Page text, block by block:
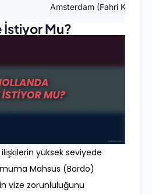
Amsterdam (Fahri
İstiyor Mu?
yüksek seviyede
Mahsus (Bordo)
vize zorunluluğunu